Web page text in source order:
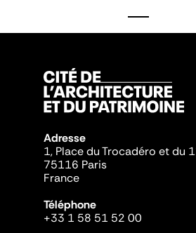
Adresse
1, Place du Trocadéro et du
75116 Paris
France
Téléphone
+33 1 58 51 52 00